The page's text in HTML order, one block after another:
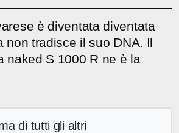
è diventata diventata
non tradisce il suo DNA. Il
naked S 1000 R ne è la
di tutti gli altri